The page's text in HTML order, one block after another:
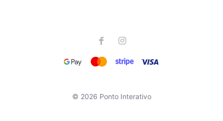
© 2026 Ponto Interativo